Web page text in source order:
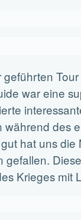
war eine
während des
hat uns die
gefallen.
Krieges mit